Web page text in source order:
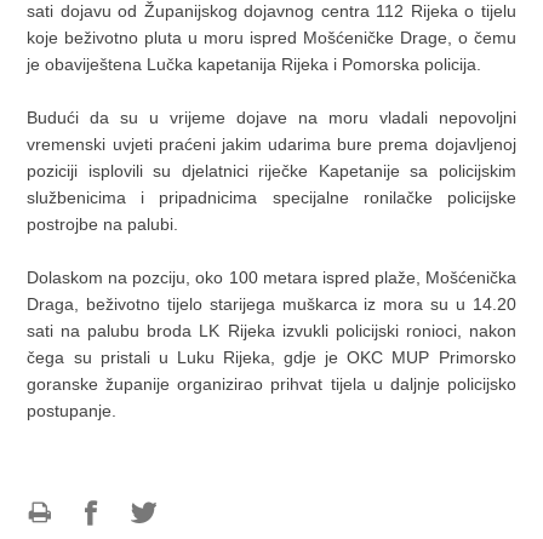
sati dojavu od Županijskog dojavnog centra 112 Rijeka o tijelu
koje beživotno pluta u moru ispred Mošćeničke Drage, o čemu
je obaviještena Lučka kapetanija Rijeka i Pomorska policija.
Budući da su u vrijeme dojave na moru vladali nepovoljni
vremenski uvjeti praćeni jakim udarima bure prema dojavljenoj
poziciji isplovili su djelatnici riječke Kapetanije sa policijskim
službenicima i pripadnicima specijalne ronilačke policijske
postrojbe na palubi.
Dolaskom na pozciju, oko 100 metara ispred plaže, Mošćenička
Draga, beživotno tijelo starijega muškarca iz mora su u 14.20
sati na palubu broda LK Rijeka izvukli policijski ronioci, nakon
čega su pristali u Luku Rijeka, gdje je OKC MUP Primorsko
goranske županije organizirao prihvat tijela u daljnje policijsko
postupanje.